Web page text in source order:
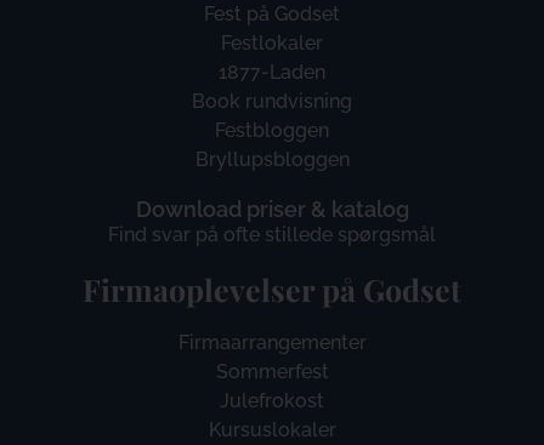
Fest på Godset
Festlokaler
1877-Laden
Book rundvisning
Festbloggen
Bryllupsbloggen
Download priser & katalog
Find svar på ofte stillede spørgsmål
Firmaoplevelser på Godset
Firmaarrangementer
Sommerfest
Julefrokost
Kursuslokaler